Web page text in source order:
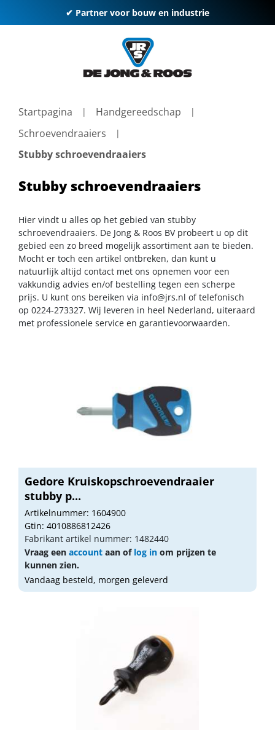
✔ Partner voor bouw en industrie
Startpagina
Handgereedschap
Schroevendraaiers
Stubby schroevendraaiers
Stubby schroevendraaiers
Hier vindt u alles op het gebied van stubby
schroevendraaiers. De Jong & Roos BV probeert u op dit
gebied een zo breed mogelijk assortiment aan te bieden.
Mocht er toch een artikel ontbreken, dan kunt u
natuurlijk altijd contact met ons opnemen voor een
vakkundig advies en/of bestelling tegen een scherpe
prijs. U kunt ons bereiken via info@jrs.nl of telefonisch
op 0224-273327. Wij leveren in heel Nederland, uiteraard
met professionele service en garantievoorwaarden.
Gedore Kruiskopschroevendraaier
stubby p...
Artikelnummer: 1604900
Gtin: 4010886812426
Fabrikant artikel nummer: 1482440
Vraag een account aan of log in om prijzen te
kunnen zien.
Vandaag besteld, morgen geleverd